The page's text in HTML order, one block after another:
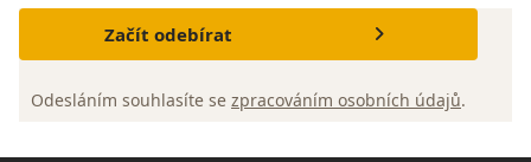
Začít odebírat
Odesláním souhlasíte se zpracováním osobních údajů.